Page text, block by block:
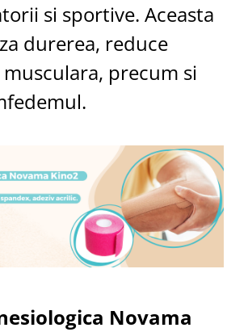
si sportive. Aceasta
durerea, reduce
precum si
Novama